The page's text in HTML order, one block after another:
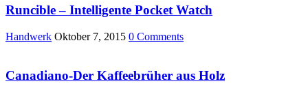
Runcible – Intelligente Pocket Watch
Handwerk Oktober 7, 2015 0 Comments
Canadiano-Der Kaffeebrüher aus Holz